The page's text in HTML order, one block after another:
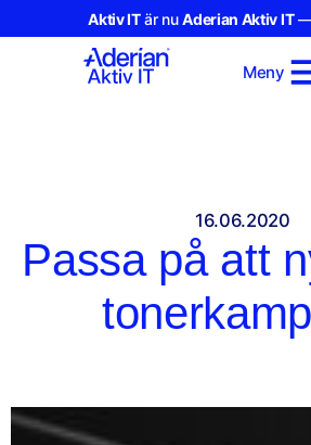
Aktiv ITär nuAderian Aktiv IT—
Meny
16.06.2020
Passa på att